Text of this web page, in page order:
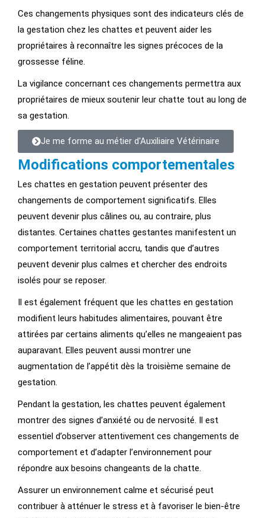
Ces changements physiques sont des indicateurs clés de
la gestation chez les chattes et peuvent aider les
propriétaires à reconnaître les signes précoces de la
grossesse féline.
La vigilance concernant ces changements permettra aux
propriétaires de mieux soutenir leur chatte tout au long de
sa gestation.
Je me forme au métier d'Auxiliaire Vétérinaire
Modifications comportementales
Les chattes en gestation peuvent présenter des
changements de comportement significatifs. Elles
peuvent devenir plus câlines ou, au contraire, plus
distantes. Certaines chattes gestantes manifestent un
comportement territorial accru, tandis que d’autres
peuvent devenir plus calmes et chercher des endroits
isolés pour se reposer.
Il est également fréquent que les chattes en gestation
modifient leurs habitudes alimentaires, pouvant être
attirées par certains aliments qu’elles ne mangeaient pas
auparavant. Elles peuvent aussi montrer une
augmentation de l’appétit dès la troisième semaine de
gestation.
Pendant la gestation, les chattes peuvent également
montrer des signes d’anxiété ou de nervosité. Il est
essentiel d’observer attentivement ces changements de
comportement et d’adapter l’environnement pour
répondre aux besoins changeants de la chatte.
Assurer un environnement calme et sécurisé peut
contribuer à atténuer le stress et à favoriser le bien-être